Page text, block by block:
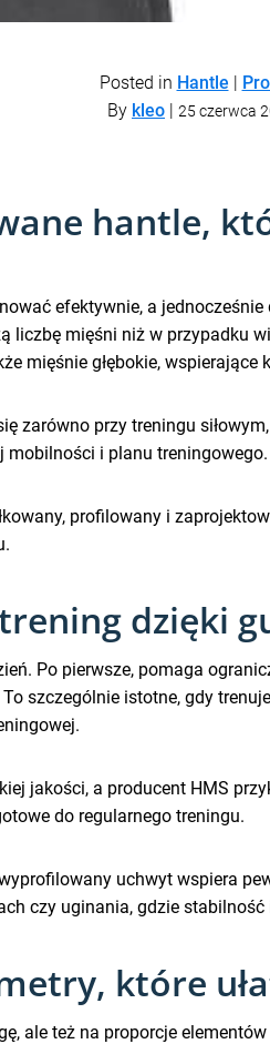
Posted in Hantle |
By kleo | 25 czerwca
hantle,
efektywnie, a
liczbę mięśni niż w przypadku
mięśnie głębokie, wspierające
zarówno przy treningu
mobilności i planu treningowego.
profilowany i
dzięki
Po pierwsze, pomaga
szczególnie istotne, gdy
jakości, a producent HMS
do regularnego treningu.
uchwyt wspiera
czy uginania, gdzie
które
ale też na proporcje